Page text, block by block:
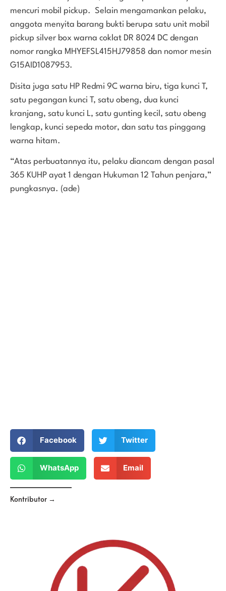
mencuri mobil pickup. Selain mengamankan pelaku,
anggota menyita barang bukti berupa satu unit mobil
pickup silver box warna coklat DR 8024 DC dengan
nomor rangka MHYEFSL415HJ79858 dan nomor mesin
G15AID1087953.
Disita juga satu HP Redmi 9C warna biru, tiga kunci T,
satu pegangan kunci T, satu obeng, dua kunci
kranjang, satu kunci L, satu gunting kecil, satu obeng
lengkap, kunci sepeda motor, dan satu tas pinggang
warna hitam.
“Atas perbuatannya itu, pelaku diancam dengan pasal
365 KUHP ayat 1 dengan Hukuman 12 Tahun penjara,”
pungkasnya. (ade)
Facebook Twitter
WhatsApp Email
Kontributor →